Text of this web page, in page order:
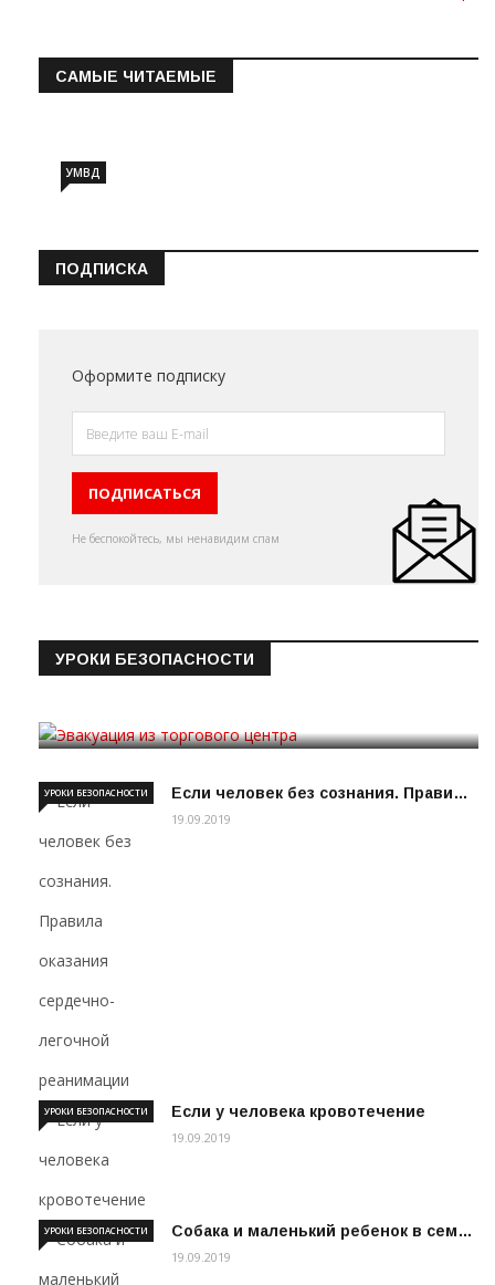
САМЫЕ ЧИТАЕМЫЕ
УМВД
ПОДПИСКА
Оформите подписку
Не беспокойтесь, мы ненавидим спам
УРОКИ БЕЗОПАСНОСТИ
Если человек без сознания. Прави…
УРОКИ БЕЗОПАСНОСТИ
19.09.2019
Если у человека кровотечение
УРОКИ БЕЗОПАСНОСТИ
19.09.2019
Собака и маленький ребенок в сем…
УРОКИ БЕЗОПАСНОСТИ
19.09.2019